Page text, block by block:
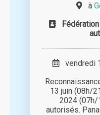
à
vendredi
13 juin (08h/
2024 (07h/
autorisés.